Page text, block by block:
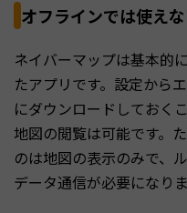
オフラインでは使え
ネイバーマップは基本的
たアプリです。設定から
にダウンロードしておく
地図の閲覧は可能です。
のは地図の表示のみで、
データ通信が必要になりま